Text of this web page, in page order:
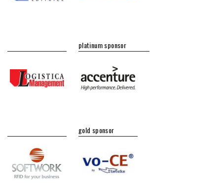
platinum sponsor
gold sponsor